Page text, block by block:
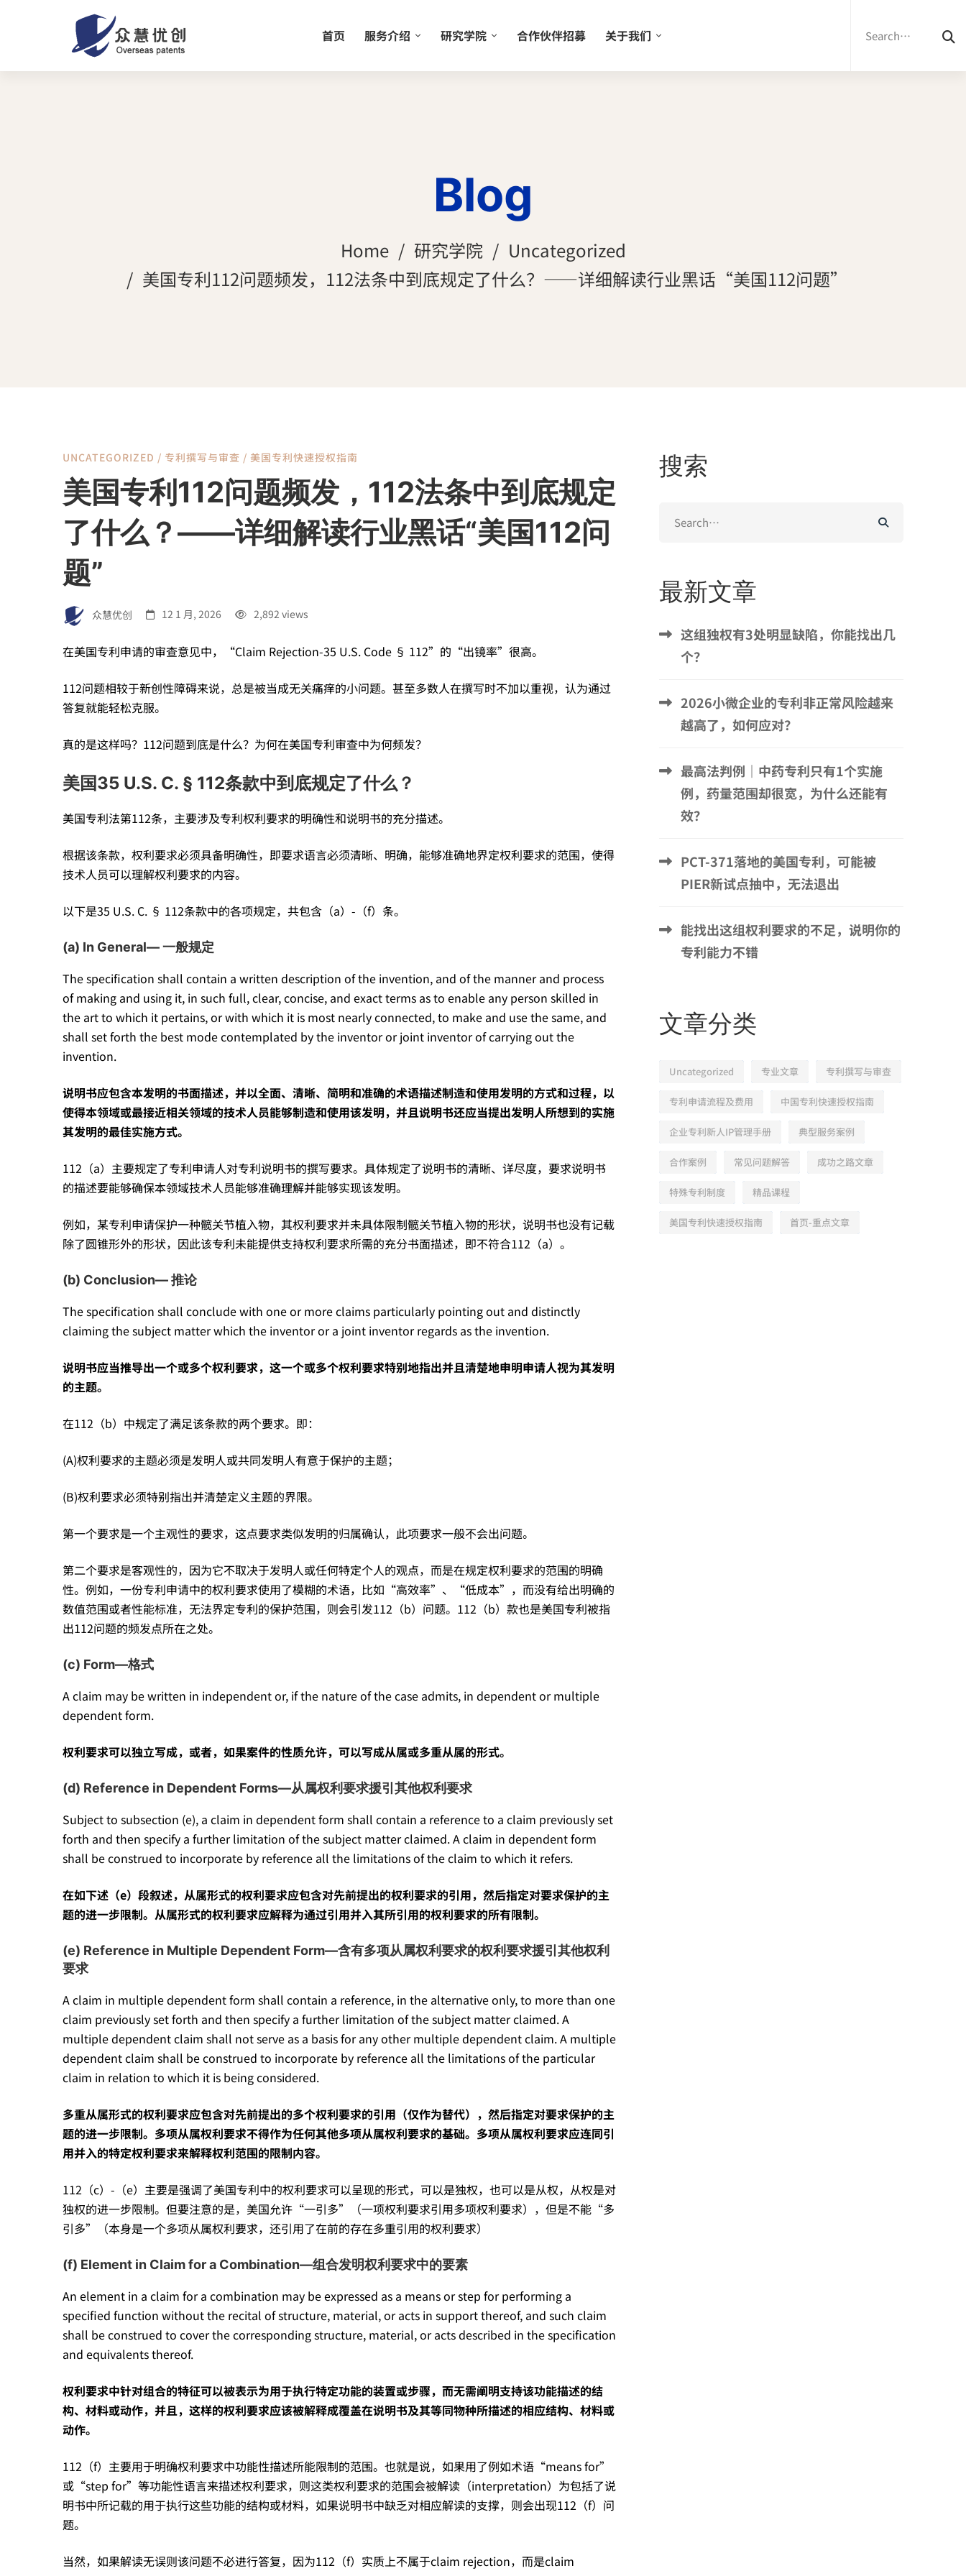
首页 服务介绍 研究学院 合作伙伴招募 关于我们
Blog
Home 研究学院
Uncategorized
美国专利112问题频发，112法条中到底规定了什么？——详细解读行业黑话“美国112问题”
美
国
专
利
112
问
题
频
发，
112
法
条
中
到
底
规
定
了
什
么？
——
详
细
解
读
行
业
黑
话
“美
国
112
问
题”
UNCATEGORIZED / 专利撰写与审查 / 美国专利快速授权指南
美国专利112问题频发，112法条中到底规定
了什么？——详细解读行业黑话“美国112问
题”
众慧优创 12 1 月, 2026 2,892 views
在美国专利申请的审查意见中，“Claim Rejection-35 U.S. Code § 112”的“出镜率”很高。
112问题相较于新创性障碍来说，总是被当成无关痛痒的小问题。甚至多数人在撰写时不加以重视，认为通过
答复就能轻松克服。
真的是这样吗？112问题到底是什么？为何在美国专利审查中为何频发？
美国35 U.S. C. § 112条款中到底规定了什么？
美国专利法第112条，主要涉及专利权利要求的明确性和说明书的充分描述。
根据该条款，权利要求必须具备明确性，即要求语言必须清晰、明确，能够准确地界定权利要求的范围，使得
技术人员可以理解权利要求的内容。
以下是35 U.S. C. § 112条款中的各项规定，共包含（a）-（f）条。
(a) In General— 一般规定
The specification shall contain a written description of the invention, and of the manner and process
of making and using it, in such full, clear, concise, and exact terms as to enable any person skilled in
the art to which it pertains, or with which it is most nearly connected, to make and use the same, and
shall set forth the best mode contemplated by the inventor or joint inventor of carrying out the
invention.
说明书应包含本发明的书面描述，并以全面、清晰、简明和准确的术语描述制造和使用发明的方式和过程，以
使得本领域或最接近相关领域的技术人员能够制造和使用该发明，并且说明书还应当提出发明人所想到的实施
其发明的最佳实施方式。
112（a）主要规定了专利申请人对专利说明书的撰写要求。具体规定了说明书的清晰、详尽度，要求说明书
的描述要能够确保本领域技术人员能够准确理解并能够实现该发明。
例如，某专利申请保护一种髋关节植入物，其权利要求并未具体限制髋关节植入物的形状，说明书也没有记载
除了圆锥形外的形状，因此该专利未能提供支持权利要求所需的充分书面描述，即不符合112（a）。
(b) Conclusion— 推论
The specification shall conclude with one or more claims particularly pointing out and distinctly
claiming the subject matter which the inventor or a joint inventor regards as the invention.
说明书应当推导出一个或多个权利要求，这一个或多个权利要求特别地指出并且清楚地申明申请人视为其发明
的主题。
在112（b）中规定了满足该条款的两个要求。即：
(A)权利要求的主题必须是发明人或共同发明人有意于保护的主题；
(B)权利要求必须特别指出并清楚定义主题的界限。
第一个要求是一个主观性的要求，这点要求类似发明的归属确认，此项要求一般不会出问题。
第二个要求是客观性的，因为它不取决于发明人或任何特定个人的观点，而是在规定权利要求的范围的明确
性。例如，一份专利申请中的权利要求使用了模糊的术语，比如“高效率”、“低成本”，而没有给出明确的
数值范围或者性能标准，无法界定专利的保护范围，则会引发112（b）问题。112（b）款也是美国专利被指
出112问题的频发点所在之处。
(c) Form—格式
A claim may be written in independent or, if the nature of the case admits, in dependent or multiple
dependent form.
权利要求可以独立写成，或者，如果案件的性质允许，可以写成从属或多重从属的形式。
(d) Reference in Dependent Forms—从属权利要求援引其他权利要求
Subject to subsection (e), a claim in dependent form shall contain a reference to a claim previously set
forth and then specify a further limitation of the subject matter claimed. A claim in dependent form
shall be construed to incorporate by reference all the limitations of the claim to which it refers.
在如下述（e）段叙述，从属形式的权利要求应包含对先前提出的权利要求的引用，然后指定对要求保护的主
题的进一步限制。从属形式的权利要求应解释为通过引用并入其所引用的权利要求的所有限制。
(e) Reference in Multiple Dependent Form—含有多项从属权利要求的权利要求援引其他权利
要求
A claim in multiple dependent form shall contain a reference, in the alternative only, to more than one
claim previously set forth and then specify a further limitation of the subject matter claimed. A
multiple dependent claim shall not serve as a basis for any other multiple dependent claim. A multiple
dependent claim shall be construed to incorporate by reference all the limitations of the particular
claim in relation to which it is being considered.
多重从属形式的权利要求应包含对先前提出的多个权利要求的引用（仅作为替代），然后指定对要求保护的主
题的进一步限制。多项从属权利要求不得作为任何其他多项从属权利要求的基础。多项从属权利要求应连同引
用并入的特定权利要求来解释权利范围的限制内容。
112（c）-（e）主要是强调了美国专利中的权利要求可以呈现的形式，可以是独权，也可以是从权，从权是对
独权的进一步限制。但要注意的是，美国允许“一引多”（一项权利要求引用多项权利要求），但是不能“多
引多”（本身是一个多项从属权利要求，还引用了在前的存在多重引用的权利要求）
(f) Element in Claim for a Combination—组合发明权利要求中的要素
An element in a claim for a combination may be expressed as a means or step for performing a
specified function without the recital of structure, material, or acts in support thereof, and such claim
shall be construed to cover the corresponding structure, material, or acts described in the specification
and equivalents thereof.
权利要求中针对组合的特征可以被表示为用于执行特定功能的装置或步骤，而无需阐明支持该功能描述的结
构、材料或动作，并且，这样的权利要求应该被解释成覆盖在说明书及其等同物种所描述的相应结构、材料或
动作。
112（f）主要用于明确权利要求中功能性描述所能限制的范围。也就是说，如果用了例如术语“means for”
或“step for”等功能性语言来描述权利要求，则这类权利要求的范围会被解读（interpretation）为包括了说
明书中所记载的用于执行这些功能的结构或材料，如果说明书中缺乏对相应解读的支撑，则会出现112（f）问
题。
当然，如果解读无误则该问题不必进行答复，因为112（f）实质上不属于claim rejection，而是claim
搜索
for:
最新文章
这组独权有3处明显缺陷，你能找出几
个？
2026小微企业的专利非正常风险越来
越高了，如何应对？
最高法判例｜中药专利只有1个实施
例，药量范围却很宽，为什么还能有
效？
PCT-371落地的美国专利，可能被
PIER新试点抽中，无法退出
能找出这组权利要求的不足，说明你的
专利能力不错
文章分类
Uncategorized 专业文章 专利撰写与审查
专利申请流程及费用 中国专利快速授权指南
企业专利新人IP管理手册 典型服务案例
合作案例 常见问题解答 成功之路文章
特殊专利制度 精品课程
美国专利快速授权指南 首页-重点文章